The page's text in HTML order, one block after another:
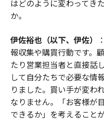
はどのように変わってき
か。
伊佐裕也（以下、伊佐）
報収集や購買行動です。
たり営業担当者と直接話
して自分たちで必要な情
りました。買い手が変わ
なりません。「お客様が
できるか」を考えること